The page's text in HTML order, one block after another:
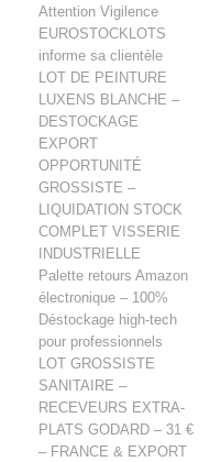
Attention Vigilence
EUROSTOCKLOTS
informe sa clientèle
LOT DE PEINTURE
LUXENS BLANCHE –
DESTOCKAGE
EXPORT
OPPORTUNITÉ
GROSSISTE –
LIQUIDATION STOCK
COMPLET VISSERIE
INDUSTRIELLE
Palette retours Amazon
électronique – 100%
Déstockage high-tech
pour professionnels
LOT GROSSISTE
SANITAIRE –
RECEVEURS EXTRA-
PLATS GODARD – 31 €
– FRANCE & EXPORT